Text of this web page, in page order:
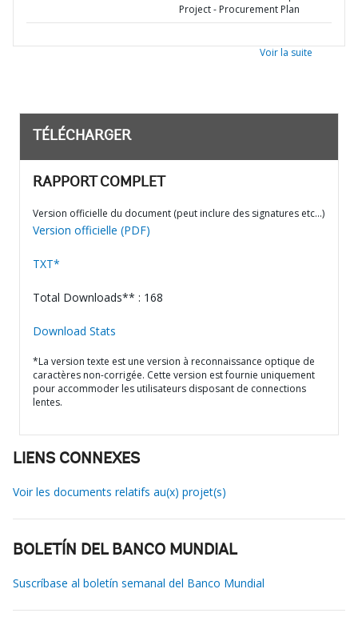
Project - Procurement Plan
Voir la suite
TÉLÉCHARGER
RAPPORT COMPLET
Version officielle du document (peut inclure des signatures etc…)
Version officielle (PDF)
TXT*
Total Downloads** : 168
Download Stats
*La version texte est une version à reconnaissance optique de
caractères non-corrigée. Cette version est fournie uniquement
pour accommoder les utilisateurs disposant de connections
lentes.
LIENS CONNEXES
Voir les documents relatifs au(x) projet(s)
BOLETÍN DEL BANCO MUNDIAL
Suscríbase al boletín semanal del Banco Mundial